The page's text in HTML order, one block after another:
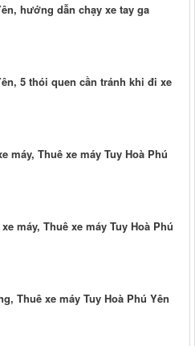
hướng dẫn chạy xe tay ga
5 thói quen cần tránh khi đi xe
máy, Thuê xe máy Tuy Hoà Phú
máy, Thuê xe máy Tuy Hoà Phú
Thuê xe máy Tuy Hoà Phú Yên